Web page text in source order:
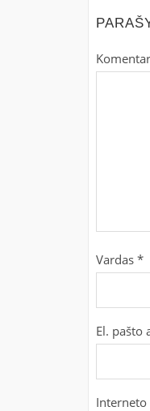
Vardas *
El. pašto
Interneto